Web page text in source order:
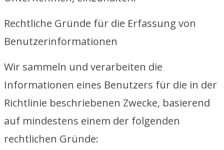
Rechtliche Gründe für die Erfassung von
Benutzerinformationen
Wir sammeln und verarbeiten die
Informationen eines Benutzers für die in der
Richtlinie beschriebenen Zwecke, basierend
auf mindestens einem der folgenden
rechtlichen Gründe: